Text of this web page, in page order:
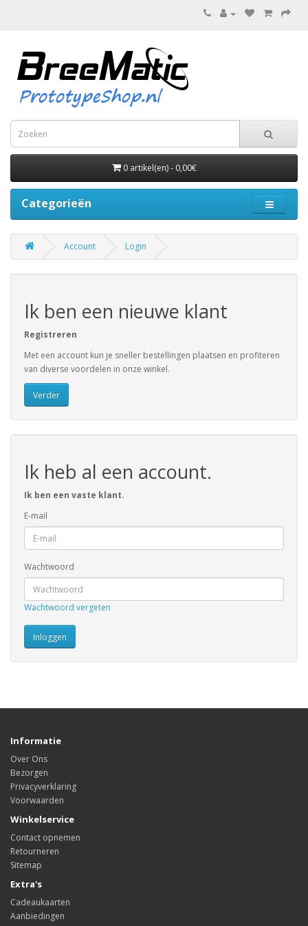
0 artikel(en) - 0,00€
Categorieën
Account Login
Ik ben een nieuwe klant
Registreren
Met een account kun je sneller bestellingen plaatsen en profiteren
van diverse voordelen in onze winkel.
Verder
Ik heb al een account.
Ik ben een vaste klant.
E-mail
Wachtwoord
Wachtwoord vergeten
Informatie
Over Ons
Bezorgen
Privacyverklaring
Voorwaarden
Winkelservice
Contact opnemen
Retourneren
Sitemap
Extra's
Cadeaukaarten
Aanbiedingen